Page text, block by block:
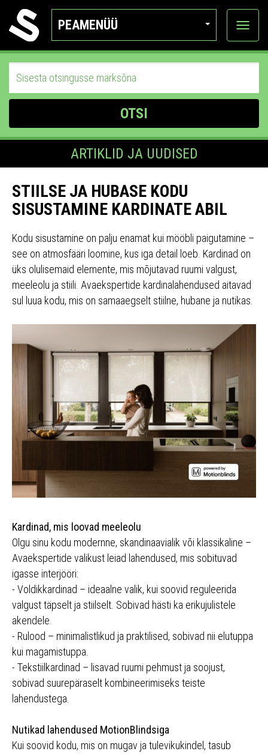
PEAMENÜÜ
Ava
OTSI
ARTIKLID JA UUDISED
STIILSE JA HUBASE KODU
SISUSTAMINE KARDINATE ABIL
Kodu sisustamine on palju enamat kui mööbli paigutamine –
see on atmosfääri loomine, kus iga detail loeb. Kardinad on
üks olulisemaid elemente, mis mõjutavad ruumi valgust,
meeleolu ja stiili. Avaekspertide kardinalahendused aitavad
sul luua kodu, mis on samaaegselt stiilne, hubane ja nutikas.
Kardinad, mis loovad meeleolu
Olgu sinu kodu modernne, skandinaavialik või klassikaline –
Avaekspertide valikust leiad lahendused, mis sobituvad
igasse interjööri:
- Voldikkardinad – ideaalne valik, kui soovid reguleerida
valgust täpselt ja stiilselt. Sobivad hästi ka erikujulistele
akendele.
- Rulood – minimalistlikud ja praktilised, sobivad nii elutuppa
kui magamistuppa.
- Tekstiilkardinad – lisavad ruumi pehmust ja soojust,
sobivad suurepäraselt kombineerimiseks teiste
lahendustega.
Nutikad lahendused MotionBlindsiga
Kui soovid kodu, mis on mugav ja tulevikukindel, tasub